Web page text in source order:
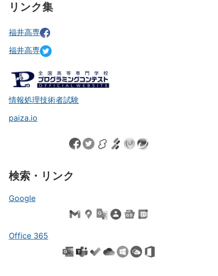
リンク集
福井高専
福井高専
情報処理技術者試験
paiza.io
検索・リンク
Google
Office 365